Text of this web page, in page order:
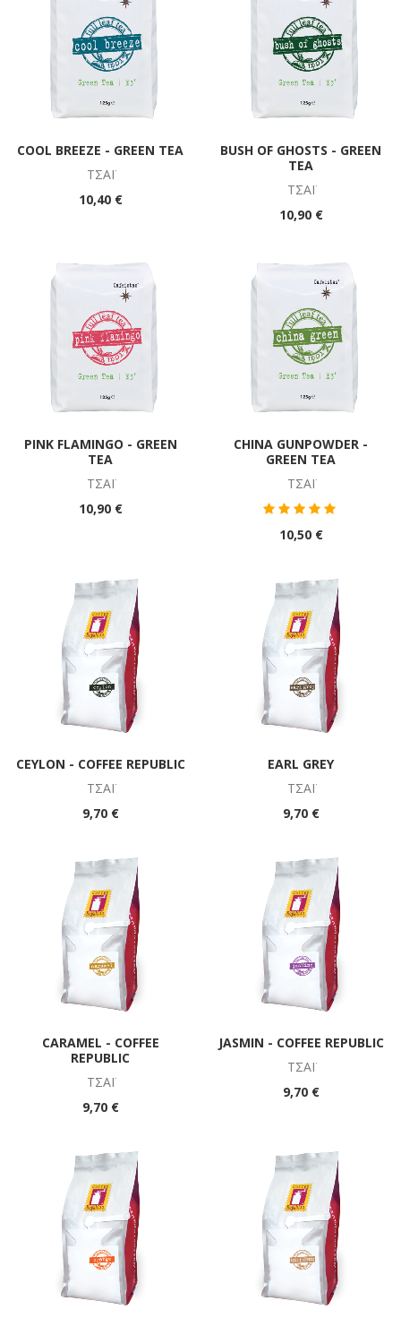
COOL BREEZE - GREEN TEA
ΤΣΆΪ
10,40 €
BUSH OF GHOSTS - GREEN
TEA
ΤΣΆΪ
10,90 €
PINK FLAMINGO - GREEN
TEA
ΤΣΆΪ
10,90 €
CHINA GUNPOWDER -
GREEN TEA
ΤΣΆΪ
10,50 €
CEYLON - COFFEE REPUBLIC
ΤΣΆΪ
9,70 €
EARL GREY
ΤΣΆΪ
9,70 €
CARAMEL - COFFEE
REPUBLIC
ΤΣΆΪ
9,70 €
JASMIN - COFFEE REPUBLIC
ΤΣΆΪ
9,70 €